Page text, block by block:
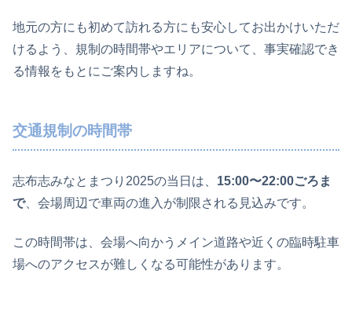
地元の方にも初めて訪れる方にも安心してお出かけいただ
けるよう、規制の時間帯やエリアについて、事実確認でき
る情報をもとにご案内しますね。
交通規制の時間帯
志布志みなとまつり2025の当日は、 15:00〜22:00ごろま
で、会場周辺で車両の進入が制限される見込みです。
この時間帯は、会場へ向かうメイン道路や近くの臨時駐車
場へのアクセスが難しくなる可能性があります。